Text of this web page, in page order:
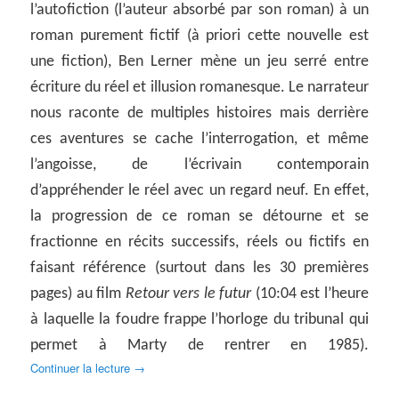
l’autofiction (l’auteur absorbé par son roman) à un
roman purement fictif (à priori cette nouvelle est
une fiction), Ben Lerner mène un jeu serré entre
écriture du réel et illusion romanesque. Le narrateur
nous raconte de multiples histoires mais derrière
ces aventures se cache l’interrogation, et même
l’angoisse, de l’écrivain contemporain
d’appréhender le réel avec un regard neuf. En effet,
la progression de ce roman se détourne et se
fractionne en récits successifs, réels ou fictifs en
faisant référence (surtout dans les 30 premières
pages) au film Retour vers le futur(10:04 est l’heure
à laquelle la foudre frappe l’horloge du tribunal qui
permet à Marty de rentrer en 1985).
Continuer la lecture →